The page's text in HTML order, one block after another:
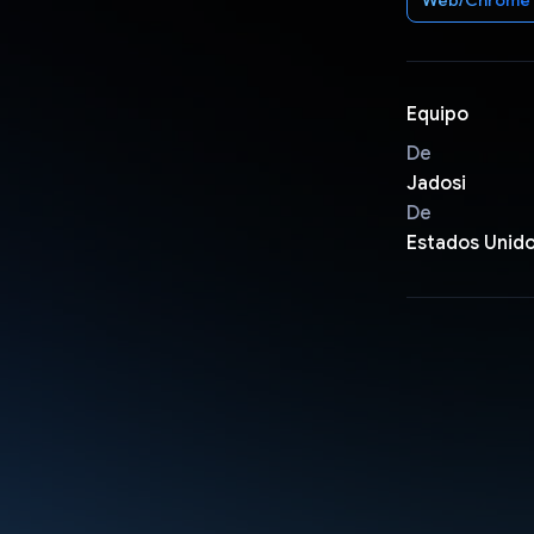
Equipo
De
Jadosi
De
Estados